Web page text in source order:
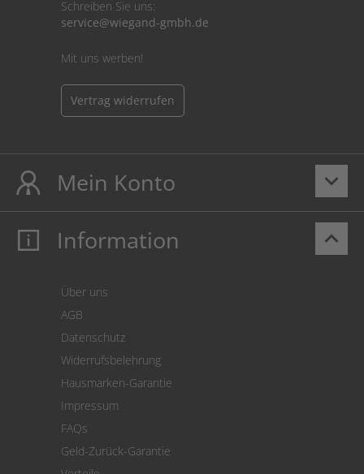
Schreiben Sie uns:
service@wiegand-gmbh.de
Mit uns werben!
Vertrag widerrufen
keyboard_arrow_down
Mein Konto
Mein Konto
Cookie Einstellungen
keyboard_arrow_up
Information
Über uns
AGB
Datenschutz
Widerrufsbelehrung
Hausmarken-Garantie
Impressum
FAQs
Geld-Zurück-Garantie